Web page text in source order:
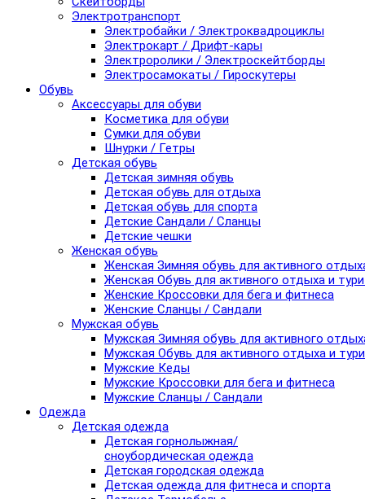
Электротранспорт
Электробайки / Электроквадроциклы
Электрокарт / Дрифт-кары
Электроролики / Электроскейтборды
Электросамокаты / Гироскутеры
Обувь
Аксессуары для обуви
Косметика для обуви
Сумки для обуви
Шнурки / Гетры
Детская обувь
Детская зимняя обувь
Детская обувь для отдыха
Детская обувь для спорта
Детские Сандали / Сланцы
Детские чешки
Женская обувь
Женская Зимняя обувь для активного
Женская Обувь для активного отдыха и
Женские Кроссовки для бега и фитнеса
Женские Сланцы / Сандали
Мужская обувь
Мужская Зимняя обувь для активного
Мужская Обувь для активного отдыха и
Мужские Кеды
Мужские Кроссовки для бега и фитнеса
Мужские Сланцы / Сандали
Одежда
Детская одежда
Детская горнолыжная/
сноубордическая одежда
Детская городская одежда
Детская одежда для фитнеса и спорта